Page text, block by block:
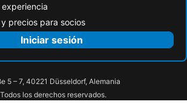
precios para socios
Iniciar sesión
5 – 7, 40221 Düsseldorf, Alemania
los derechos reservados.